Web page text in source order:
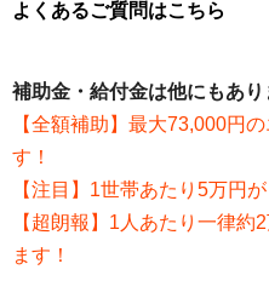
よくあるご質問はこちら
補助金・給付金は他にもあり
【全額補助】最大73,000円
す！
【注目】1世帯あたり5万円
【超朗報】1人あたり一律約
ます！